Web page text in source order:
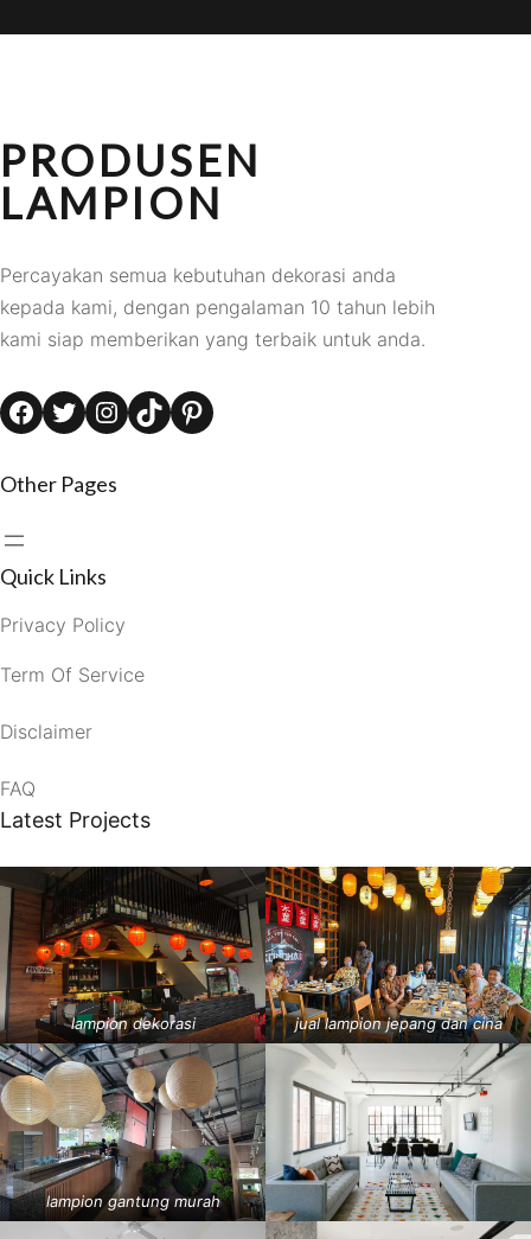
PRODUSEN
LAMPION
Percayakan semua kebutuhan dekorasi anda
kepada kami, dengan pengalaman 10 tahun lebih
kami siap memberikan yang terbaik untuk anda.
Facebook Twitter Instagram TikTok Pinterest
Other Pages
Quick Links
Privacy Policy
Term Of Service
Disclaimer
FAQ
Latest Projects
lampion dekorasi jual lampion jepang dan cina
lampion gantung murah